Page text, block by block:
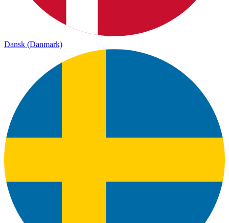
Dansk (Danmark)